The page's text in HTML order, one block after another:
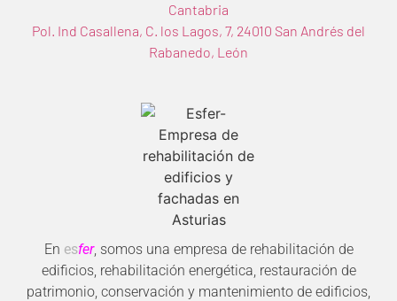
Cantabria
Pol. Ind Casallena, C. los Lagos, 7, 24010 San Andrés del
Rabanedo, León
En esfer, somos una empresa de rehabilitación de
edificios, rehabilitación energética, restauración de
patrimonio, conservación y mantenimiento de edificios,